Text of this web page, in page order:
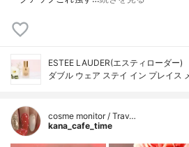
ESTEE LAUDER(エスティローダー)
ダブル ウェア ステイ イン プレイス
cosme monitor / Trav…
kana_cafe_time